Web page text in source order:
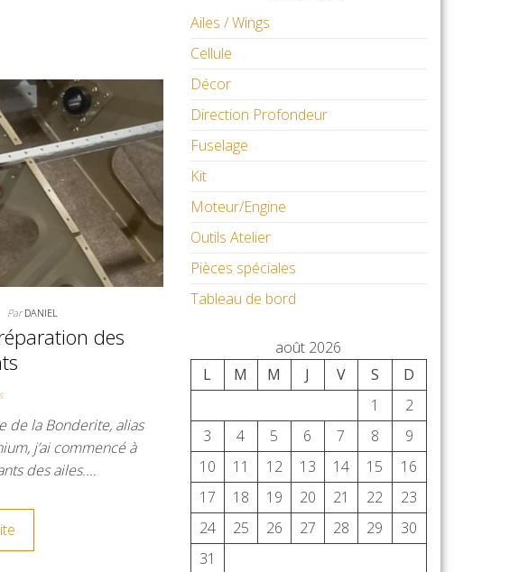
ParDANIEL
des
de la Bonderite, alias
j’ai commencé à
des ailes.…
Ailes / Wings
Cellule
Décor
Direction Profondeur
Fuselage
Kit
Moteur/Engine
Outils Atelier
Pièces spéciales
Tableau de bord
août 2026
L
M M J V S
D
1
2
3
4 5 6 7 8
9
10
11 12 13 14 15
16
17
18 19 20 21 22
23
24
25 26 27 28 29
30
31